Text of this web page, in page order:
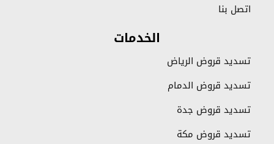
اتصل بنا
الخدمات
تسديد قروض الرياض
تسديد قروض الدمام
تسديد قروض جدة
تسديد قروض مكة